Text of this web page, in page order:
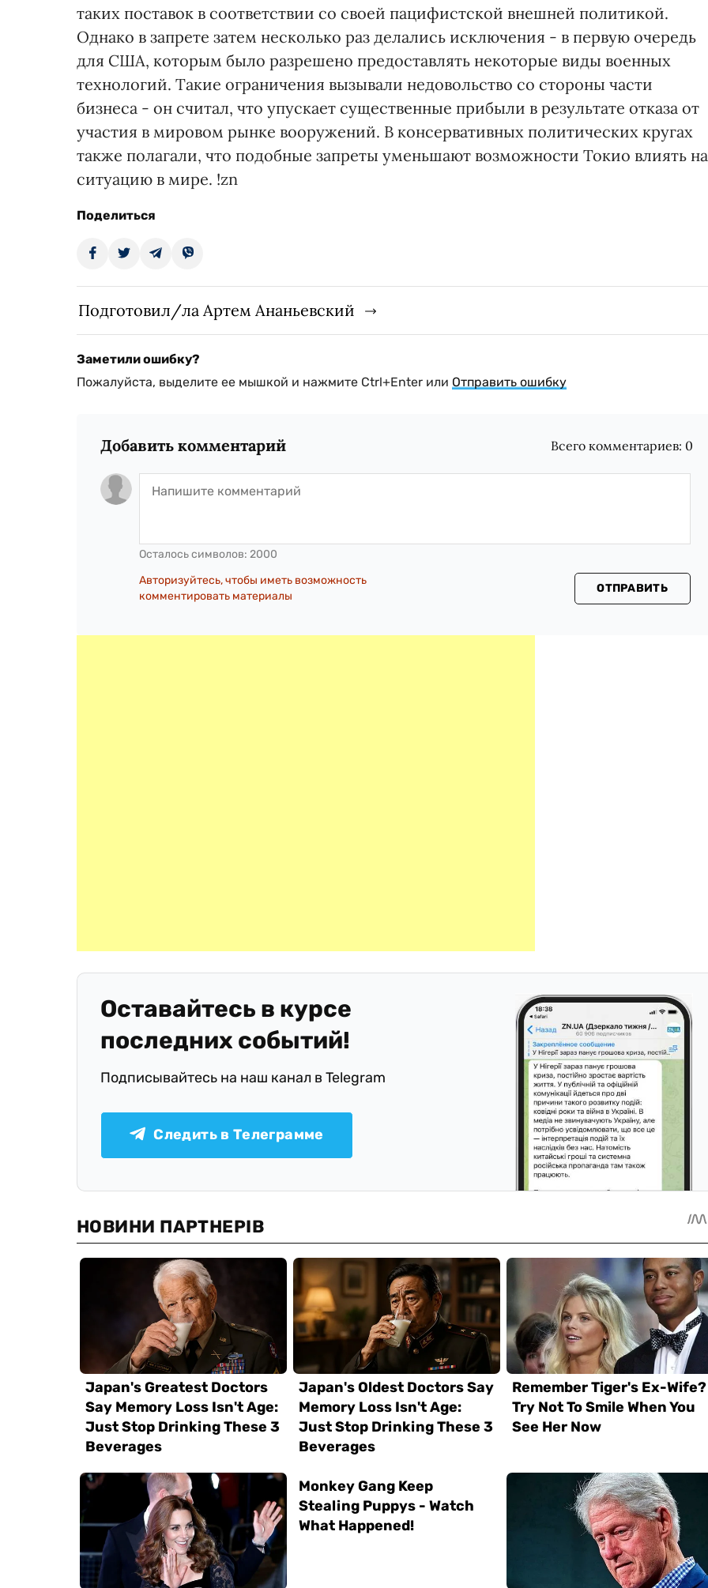
таких поставок в соответствии со своей пацифистской внешней политикой.
Однако в запрете затем несколько раз делались исключения - в первую очередь
для США, которым было разрешено предоставлять некоторые виды военных
технологий. Такие ограничения вызывали недовольство со стороны части
бизнеса - он считал, что упускает существенные прибыли в результате отказа от
участия в мировом рынке вооружений. В консервативных политических кругах
также полагали, что подобные запреты уменьшают возможности Токио влиять на
ситуацию в мире. !zn
Поделиться
Подготовил/ла Артем Ананьевский
Заметили ошибку?
Пожалуйста, выделите ее мышкой и нажмите Ctrl+Enter или Отправить ошибку
Добавить комментарий Всего комментариев: 0
Осталось символов: 2000
Авторизуйтесь, чтобы иметь возможность
комментировать материалы
ОТПРАВИТЬ
Оставайтесь в курсе
последних событий!
Подписывайтесь на наш канал в Telegram
Следить в Телеграмме